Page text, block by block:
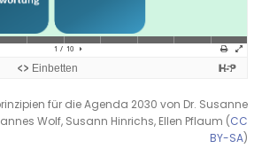
für die Agenda 2030 von Dr. Susanne
Wolf, Susann Hinrichs, Ellen Pflaum (CC
BY-SA)